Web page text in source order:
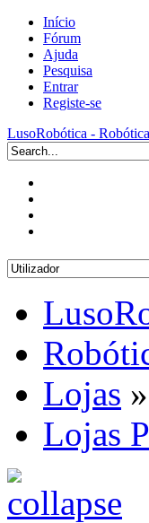
Início
Fórum
Ajuda
Pesquisa
Entrar
Registe-se
LusoRobótica -
Lojas »
Lojas